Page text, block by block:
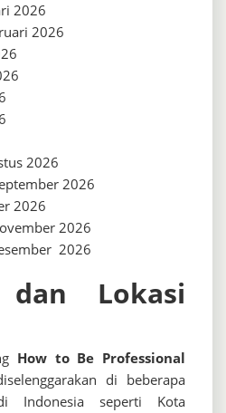
2026
2026
2026
2026
2026
2026
2026
dan Lokasi
How to Be Professional
di beberapa
Indonesia seperti Kota